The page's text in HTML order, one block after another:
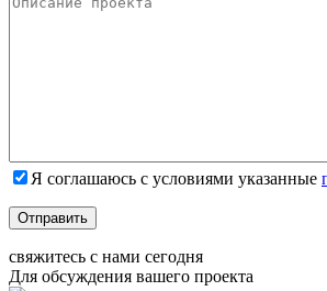
Я соглашаюсь с условиями указанные
Отправить
свяжитесь с нами сегодня
Для обсуждения вашего проекта